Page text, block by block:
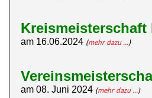
Kreismeisterschaft
am 16.06.2024 (mehr dazu ...)
am 08. Juni 2024 (mehr dazu ...)